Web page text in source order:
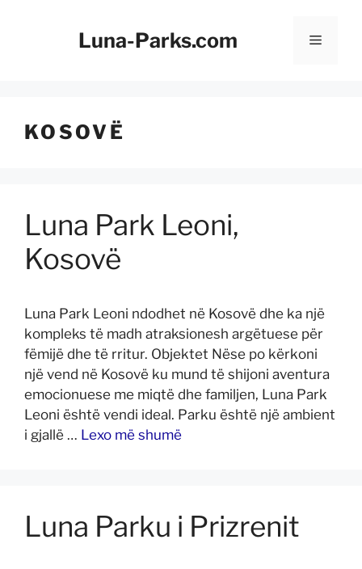
Luna-Parks.com Menu
KOSOVË
Luna Park Leoni,
Kosovë
Luna Park Leoni ndodhet në Kosovë dhe ka një
kompleks të madh atraksionesh argëtuese për
fëmijë dhe të rritur. Objektet Nëse po kërkoni
një vend në Kosovë ku mund të shijoni aventura
emocionuese me miqtë dhe familjen, Luna Park
Leoni është vendi ideal. Parku është një ambient
i gjallë … Lexo më shumë
Luna Parku i Prizrenit